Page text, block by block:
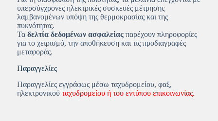
υπερσύγχρονες ηλεκτρικές συσκευές μέτρησης
λαμβανομένων υπόψη της θερμοκρασίας και της
πυκνότητας.
Τα δελτία δεδομένων ασφαλείαςπαρέχουν πληροφορίες
για το χειρισμό, την αποθήκευση και τις προδιαγραφές
μεταφοράς.
Παραγγελίες
Παραγγελίες εγγράφως μέσω ταχυδρομείου, φαξ,
ηλεκτρονικού ταχυδρομείου ή του εντύπου επικοινωνίας.